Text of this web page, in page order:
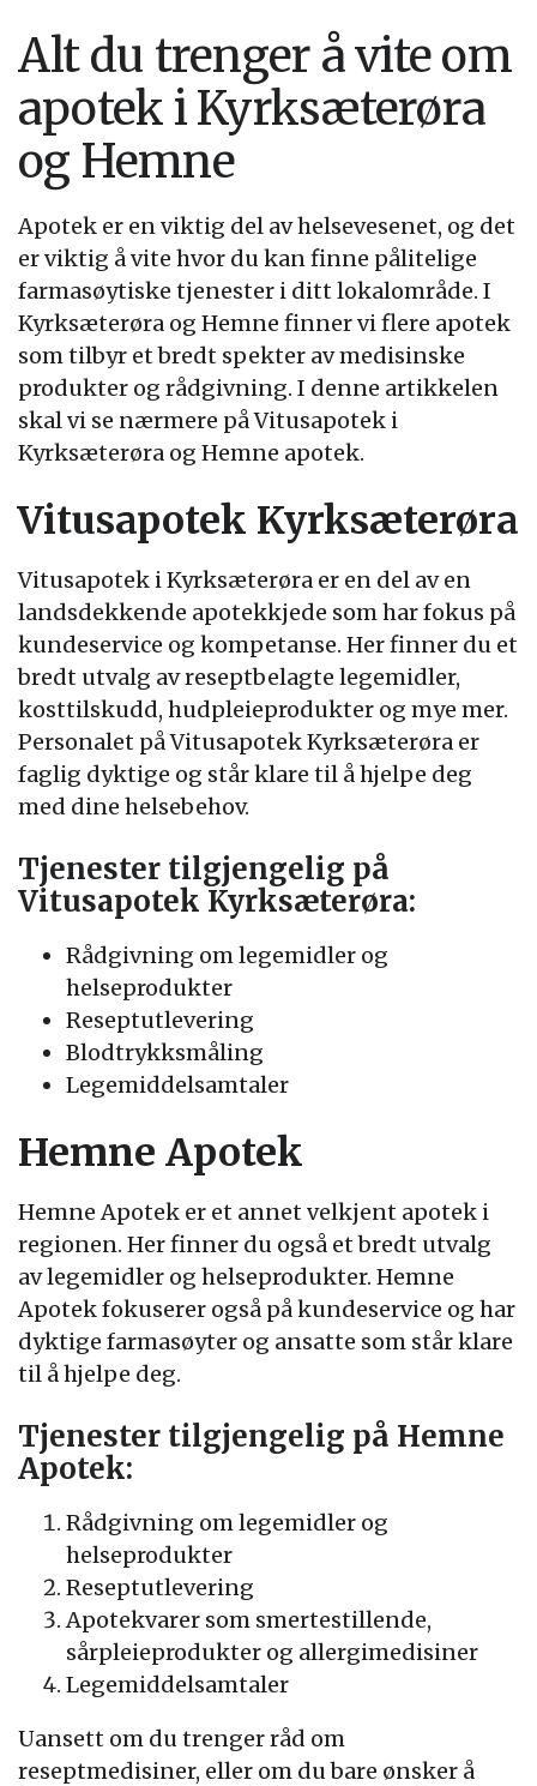
Alt du trenger å vite om
apotek i Kyrksæterøra
og Hemne
Apotek er en viktig del av helsevesenet, og det
er viktig å vite hvor du kan finne pålitelige
farmasøytiske tjenester i ditt lokalområde. I
Kyrksæterøra og Hemne finner vi flere apotek
som tilbyr et bredt spekter av medisinske
produkter og rådgivning. I denne artikkelen
skal vi se nærmere på Vitusapotek i
Kyrksæterøra og Hemne apotek.
Vitusapotek Kyrksæterøra
Vitusapotek i Kyrksæterøra er en del av en
landsdekkende apotekkjede som har fokus på
kundeservice og kompetanse. Her finner du et
bredt utvalg av reseptbelagte legemidler,
kosttilskudd, hudpleieprodukter og mye mer.
Personalet på Vitusapotek Kyrksæterøra er
faglig dyktige og står klare til å hjelpe deg
med dine helsebehov.
Tjenester tilgjengelig på
Vitusapotek Kyrksæterøra:
Rådgivning om legemidler og
helseprodukter
Reseptutlevering
Blodtrykksmåling
Legemiddelsamtaler
Hemne Apotek
Hemne Apotek er et annet velkjent apotek i
regionen. Her finner du også et bredt utvalg
av legemidler og helseprodukter. Hemne
Apotek fokuserer også på kundeservice og har
dyktige farmasøyter og ansatte som står klare
til å hjelpe deg.
Tjenester tilgjengelig på Hemne
Apotek:
Rådgivning om legemidler og
helseprodukter
Reseptutlevering
Apotekvarer som smertestillende,
sårpleieprodukter og allergimedisiner
Legemiddelsamtaler
Uansett om du trenger råd om
reseptmedisiner, eller om du bare ønsker å